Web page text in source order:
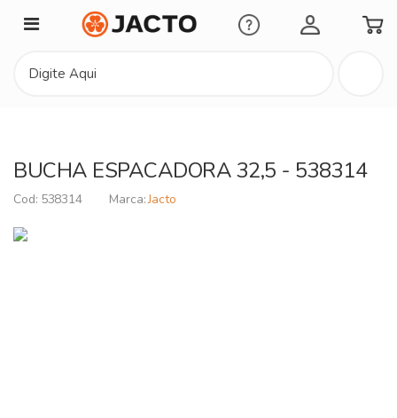
Minha Conta
BUCHA ESPACADORA 32,5 - 538314
538314 Jacto